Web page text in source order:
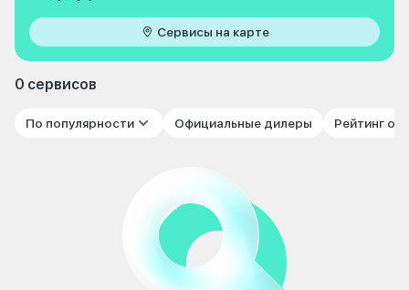
Сервисы на карте
0 сервисов
По популярности Официальные дилеры Рейтинг